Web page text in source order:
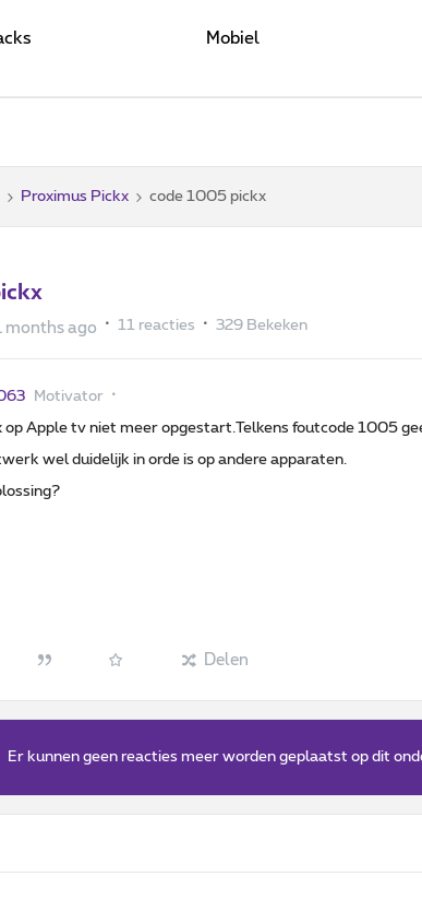
Mobiel
Proximus Pickx code 1005 pickx
ago 11 reacties 329 Bekeken
Motivator
op Apple tv niet meer opgestart.Telkens foutcode 1005
wel duidelijk in orde is op andere apparaten.
Delen
Er kunnen geen reacties meer worden geplaatst op dit